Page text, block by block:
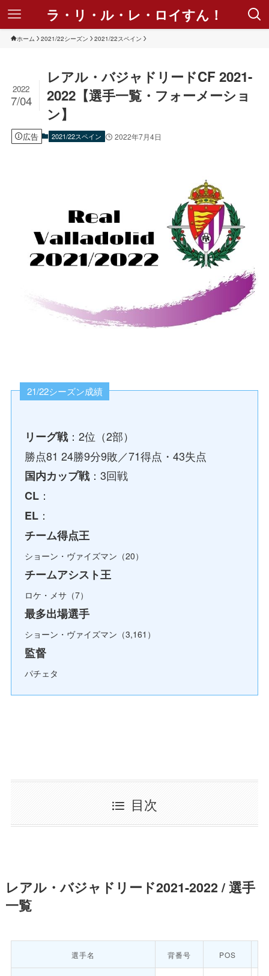
ラ・リ・ル・レ・ロイすん！
ホーム 2021/22シーズン 2021/22スペイン
レアル・バジャドリードCF 2021-
2022【選手一覧・フォーメーショ
ン】
2022
7/04
広告 2021/22スペイン 2022年7月4日
21/22シーズン成績
リーグ戦：2位（2部）
勝点81 24勝9分9敗／71得点・43失点
国内カップ戦：3回戦
CL ：
EL ：
チーム得点王
ショーン・ヴァイズマン（20）
チームアシスト王
ロケ・メサ（7）
最多出場選手
ショーン・ヴァイズマン（3,161）
監督
パチェタ
目次
レアル・バジャドリード2021-2022 / 選手
一覧
選手名 背番号 POS